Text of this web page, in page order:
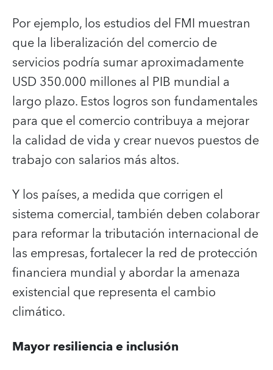
Por ejemplo, los estudios del FMI muestran
que la liberalización del comercio de
servicios podría sumar aproximadamente
USD 350.000 millones al PIB mundial a
largo plazo. Estos logros son fundamentales
para que el comercio contribuya a mejorar
la calidad de vida y crear nuevos puestos de
trabajo con salarios más altos.
Y los países, a medida que corrigen el
sistema comercial, también deben colaborar
para reformar la tributación internacional de
las empresas, fortalecer la red de protección
financiera mundial y abordar la amenaza
existencial que representa el cambio
climático.
Mayor resiliencia e inclusión